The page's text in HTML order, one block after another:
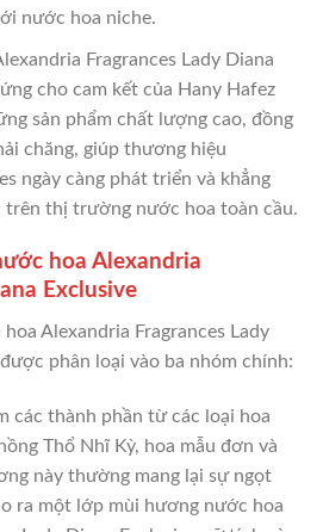
nước hoa niche.
Fragrances Lady Diana
cho cam kết của Hany Hafez
sản phẩm chất lượng cao, đồng
chăng, giúp thương hiệu
ngày càng phát triển và khẳng
trên thị trường nước hoa toàn cầu.
hoa Alexandria
Exclusive
Alexandria Fragrances Lady
phân loại vào ba nhóm chính:
các thành phần từ các loại hoa
Thổ Nhĩ Kỳ, hoa mẫu đơn và
này thường mang lại sự ngọt
ra một lớp mùi hương nước hoa